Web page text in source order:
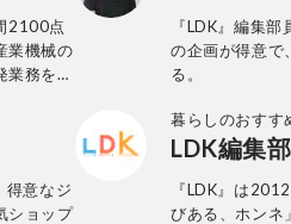
の連載実績も多
2100点
業機械の
務を経
ト実施
家電製
がけてい
『LDK』編集
の企画が得意で
る。
得意なジ
ショップ
暮らしのおすす
LDK編集部
『LDK』は
びある、ホンネ